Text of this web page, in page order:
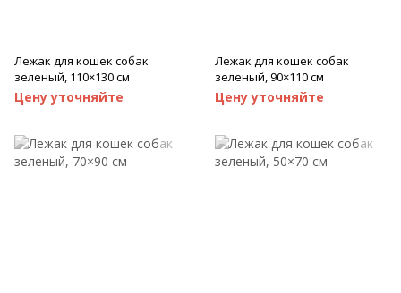
Лежак для кошек собак
зеленый, 110×130 см
Цену уточняйте
Лежак для кошек собак
зеленый, 90×110 см
Цену уточняйте